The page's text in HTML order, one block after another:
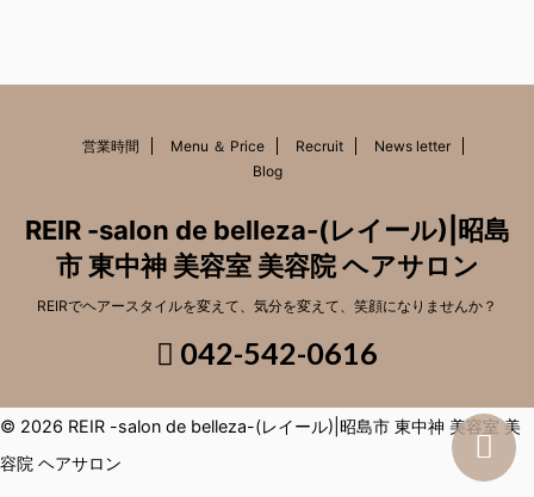
営業時間 Menu ＆ Price Recruit
News letter
Blog
REIR -salon de belleza-(レイール)|昭島
市 東中神 美容室 美容院 ヘアサロン
REIRでヘアースタイルを変えて、気分を変えて、笑顔になりませんか？
042-542-0616
© 2026 REIR -salon de belleza-(レイール)|昭島市 東中神 美容室 美
容院 ヘアサロン